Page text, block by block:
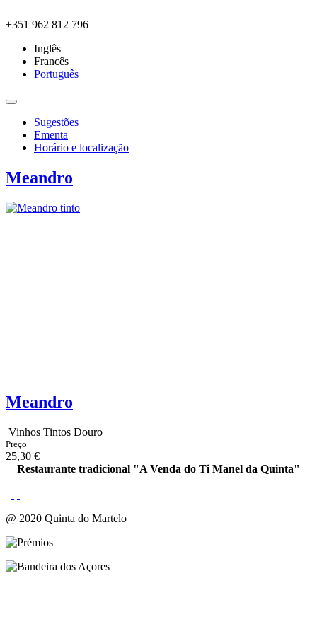
+351 962 812 796
Inglês
Francês
Português
Sugestões
Ementa
Horário e localização
Meandro
Meandro
Vinhos Tintos Douro
Preço
25,30 €
Restaurante tradicional "A Venda do Ti Manel da Quinta"
@ 2020 Quinta do Martelo